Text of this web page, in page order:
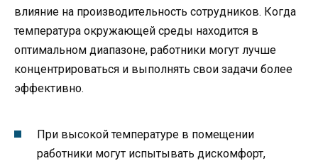
влияние на производительность сотрудников. Когда
температура окружающей среды находится в
оптимальном диапазоне, работники могут лучше
концентрироваться и выполнять свои задачи более
эффективно.
При высокой температуре в помещении
работники могут испытывать дискомфорт,